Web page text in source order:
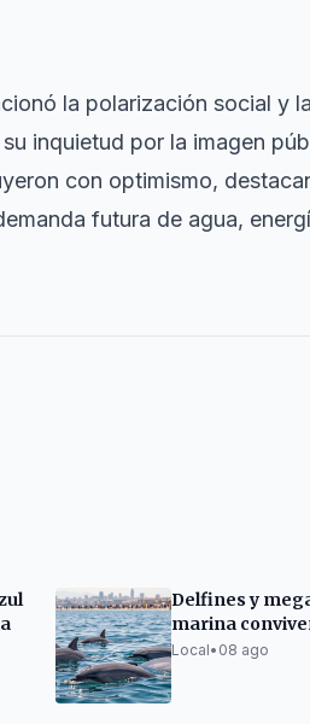
la polarización social y
inquietud por la imagen
con optimismo,
futura de agua,
Delfines y
marina
litoral de
Local• 08 ago